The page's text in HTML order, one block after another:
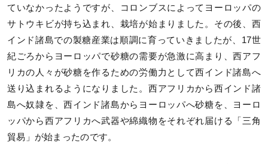
ていなかったようですが、コロンブスによってヨーロッパの
サトウキビが持ち込まれ、栽培が始まりました。その後、西
インド諸島での製糖産業は順調に育っていきましたが、17世
紀ごろからヨーロッパで砂糖の需要が急激に高まり、西アフ
リカの人々が砂糖を作るための労働力として西インド諸島へ
送り込まれるようになりました。西アフリカから西インド諸
島へ奴隷を、西インド諸島からヨーロッパへ砂糖を、ヨーロ
ッパから西アフリカへ武器や綿織物をそれぞれ届ける「三角
貿易」が始まったのです。